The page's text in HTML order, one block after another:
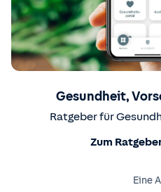
Gesundheit,
Ratgeber für
Zum
Eine